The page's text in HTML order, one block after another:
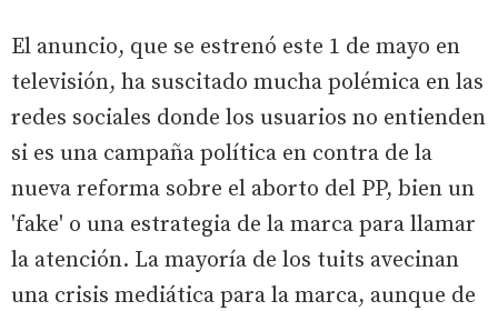
El anuncio, que se estrenó este 1 de mayo en
televisión, ha suscitado mucha polémica en las
redes sociales donde los usuarios no entienden
si es una campaña política en contra de la
nueva reforma sobre el aborto del PP, bien un
'fake' o una estrategia de la marca para llamar
la atención. La mayoría de los tuits avecinan
una crisis mediática para la marca, aunque de